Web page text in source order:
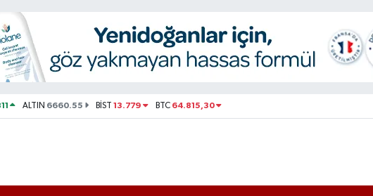
ALTIN 6660.55 BİST13.779 BTC 64.815,30